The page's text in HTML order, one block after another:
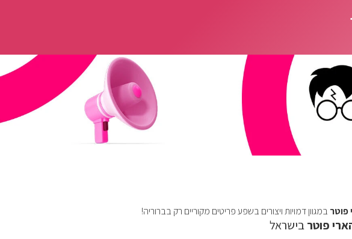
פוטר במגוון דמויות ויצורים בשפע פריטים מקוריים רק בברוריה!
פוטרבישראל